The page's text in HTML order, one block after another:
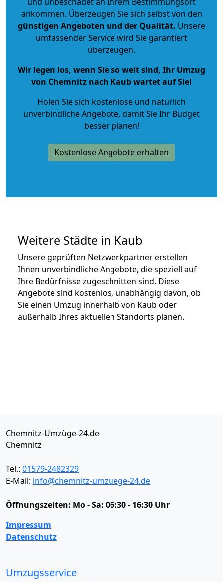
ankommen. Überzeugen Sie sich selbst von den
günstigen Angeboten und der Qualität. Unsere
umfassender Service wird Sie garantiert
überzeugen.
Wir legen los, wenn Sie so weit sind, Ihr Umzug
von Chemnitz nach Kaub wartet auf Sie!
Holen Sie sich kostenlose und natürlich
unverbindliche Angebote, damit Sie Ihr Budget
besser planen!
Kostenlose Angebote erhalten
Weitere Städte in Kaub
Unsere geprüften Netzwerkpartner erstellen
Ihnen unverbindliche Angebote, die speziell auf
Ihre Bedürfnisse zugeschnitten sind. Diese
Angebote sind kostenlos, unabhängig davon, ob
Sie einen Umzug innerhalb von Kaub oder
außerhalb Ihres aktuellen Standorts planen.
Chemnitz-Umzüge-24.de
Chemnitz
Tel.: 01579-2482329
E-Mail: info@chemnitz-umzuege-24.de
Öffnungszeiten: Mo - Sa: 06:30 - 16:30 Uhr
Impressum
Datenschutz
Umzugsservice